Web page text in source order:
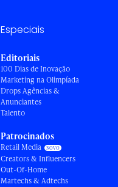
Especiais
Editoriais
100 Dias de Inovação
Marketing na Olimpíada
Drops Agências &
Anunciantes
Talento
Patrocinados
Retail Media
Creators & Influencers
Out-Of-Home
Martechs & Adtechs